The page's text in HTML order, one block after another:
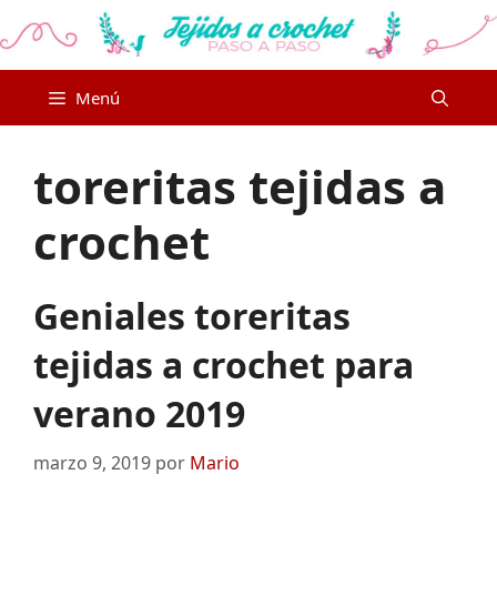
al
Menú
toreritas tejidas a
crochet
Geniales toreritas
tejidas a crochet para
verano 2019
marzo 9, 2019 por Mario